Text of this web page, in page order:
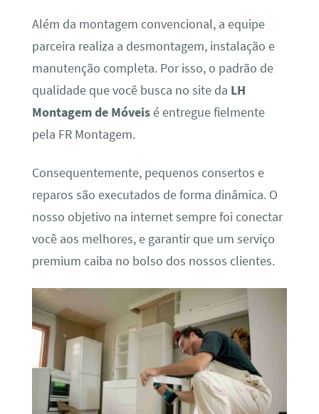
Além da montagem convencional, a equipe
parceira realiza a desmontagem, instalação e
manutenção completa. Por isso, o padrão de
qualidade que você busca no site da LH
Montagem de Móveisé entregue fielmente
pela FR Montagem.
Consequentemente, pequenos consertos e
reparos são executados de forma dinâmica. O
nosso objetivo na internet sempre foi conectar
você aos melhores, e garantir que um serviço
premium caiba no bolso dos nossos clientes.